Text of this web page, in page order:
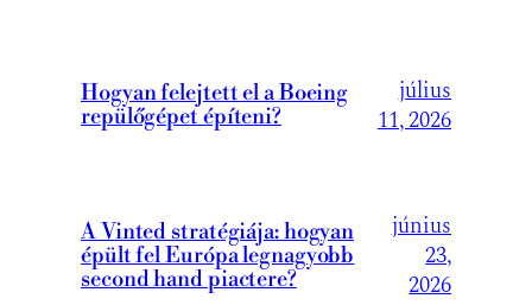
Hogyan felejtett el a Boeing
repülőgépet építeni?
július
11, 2026
A Vinted stratégiája: hogyan
épült fel Európa legnagyobb
second hand piactere?
június
23,
2026